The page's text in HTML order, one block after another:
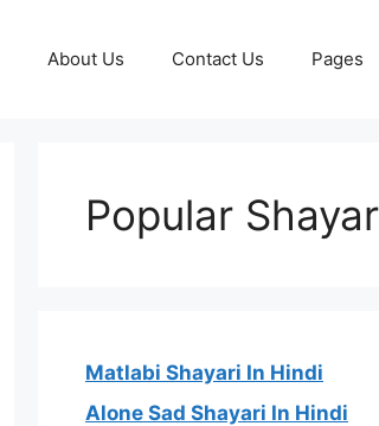
About Us Contact Us Pages
Popular
Matlabi Shayari In Hindi
Alone Sad Shayari In Hindi